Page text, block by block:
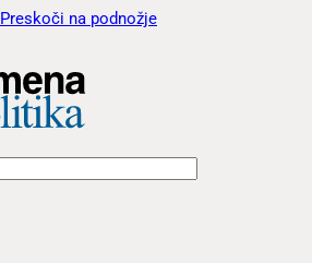
Preskoči na podnožje